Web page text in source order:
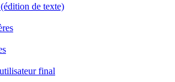
de texte)
final